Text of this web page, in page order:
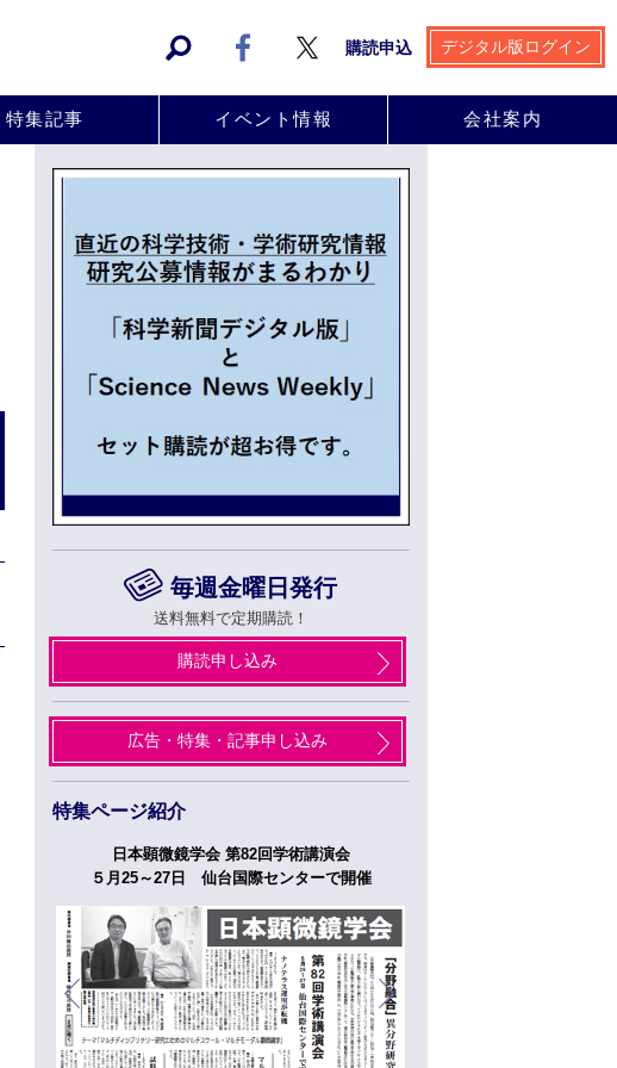
購読申込 デジタル版ログイン
特集記事 イベント情報 会社案内
毎週金曜日発行
送料無料で定期購読！
購読申し込み
広告・特集・記事申し込み
特集ページ紹介
日本顕微鏡学会 第82回学術講演会
５月25～27日 仙台国際センターで開催